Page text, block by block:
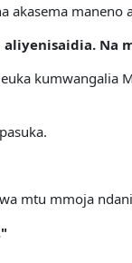
akasema
kumwangalia
mtu mmoja